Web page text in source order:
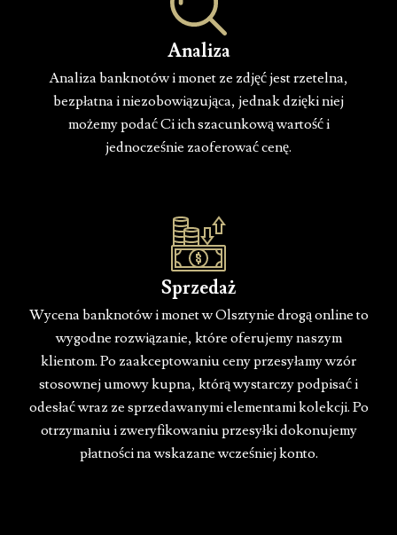
Analiza
Analiza banknotów i monet ze zdjęć jest rzetelna,
bezpłatna i niezobowiązująca, jednak dzięki niej
możemy podać Ci ich szacunkową wartość i
jednocześnie zaoferować cenę.
Sprzedaż
Wycena banknotów i monet w Olsztynie drogą online to
wygodne rozwiązanie, które oferujemy naszym
klientom. Po zaakceptowaniu ceny przesyłamy wzór
stosownej umowy kupna, którą wystarczy podpisać i
odesłać wraz ze sprzedawanymi elementami kolekcji. Po
otrzymaniu i zweryfikowaniu przesyłki dokonujemy
płatności na wskazane wcześniej konto.